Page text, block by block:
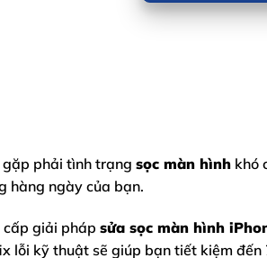
phải tình trạng sọc màn hình khó
hàng ngày của bạn.
cấp giải pháp sửa sọc màn hình
lỗi kỹ thuật sẽ giúp bạn tiết kiệm đến